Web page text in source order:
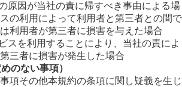
原因が当社の責に帰すべき事由による場
の利用によって利用者と第三者との間で
利用者が第三者に損害を与えた場合
スを利用することにより、当社の責によ
三者に損害が発生した場合
のない事項）
項その他本規約の条項に関し疑義を生じ